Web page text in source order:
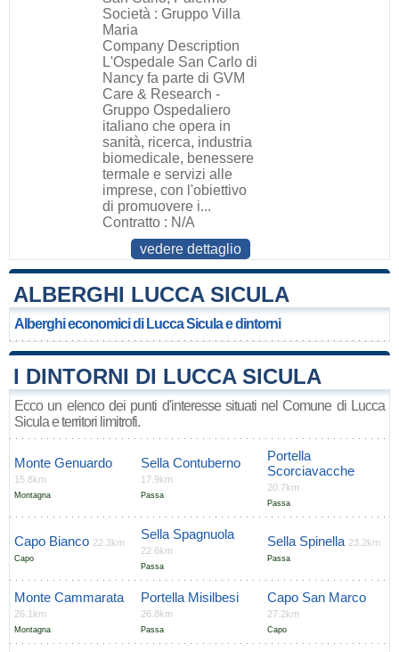
Società : Gruppo Villa
Maria
Company Description
L'Ospedale San Carlo di
Nancy fa parte di GVM
Care & Research -
Gruppo Ospedaliero
italiano che opera in
sanità, ricerca, industria
biomedicale, benessere
termale e servizi alle
imprese, con l'obiettivo
di promuovere i...
Contratto : N/A
vedere dettaglio
ALBERGHI LUCCA SICULA
Alberghi economici di Lucca Sicula e dintorni
I DINTORNI DI LUCCA SICULA
Ecco un elenco dei punti d'interesse situati nel Comune di Lucca
Sicula e territori limitrofi.
Monte Genuardo
15.8km
Montagna
Sella Contuberno
17.9km
Passa
Portella
Scorciavacche
20.7km
Passa
Capo Bianco 22.3km
Capo
Sella Spagnuola
22.6km
Passa
Sella Spinella 23.2km
Passa
Monte Cammarata
26.1km
Montagna
Portella Misilbesi
26.8km
Passa
Capo San Marco
27.2km
Capo